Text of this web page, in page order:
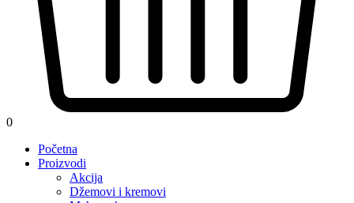
0
Početna
Proizvodi
Akcija
Džemovi i kremovi